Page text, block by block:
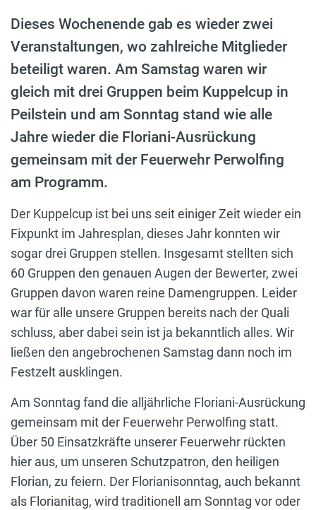
Dieses Wochenende gab es wieder zwei
Veranstaltungen, wo zahlreiche Mitglieder
beteiligt waren. Am Samstag waren wir
gleich mit drei Gruppen beim Kuppelcup in
Peilstein und am Sonntag stand wie alle
Jahre wieder die Floriani-Ausrückung
gemeinsam mit der Feuerwehr Perwolfing
am Programm.
Der Kuppelcup ist bei uns seit einiger Zeit wieder ein
Fixpunkt im Jahresplan, dieses Jahr konnten wir
sogar drei Gruppen stellen. Insgesamt stellten sich
60 Gruppen den genauen Augen der Bewerter, zwei
Gruppen davon waren reine Damengruppen. Leider
war für alle unsere Gruppen bereits nach der Quali
schluss, aber dabei sein ist ja bekanntlich alles. Wir
ließen den angebrochenen Samstag dann noch im
Festzelt ausklingen.
Am Sonntag fand die alljährliche Floriani-Ausrückung
gemeinsam mit der Feuerwehr Perwolfing statt.
Über 50 Einsatzkräfte unserer Feuerwehr rückten
hier aus, um unseren Schutzpatron, den heiligen
Florian, zu feiern. Der Florianisonntag, auch bekannt
als Florianitag, wird traditionell am Sonntag vor oder